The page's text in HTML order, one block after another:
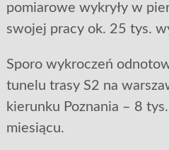
pomiarowe wykryły w
swojej pracy ok. 25 tys.
Sporo wykroczeń
tunelu trasy S2 na
kierunku Poznania – 8
miesiącu.